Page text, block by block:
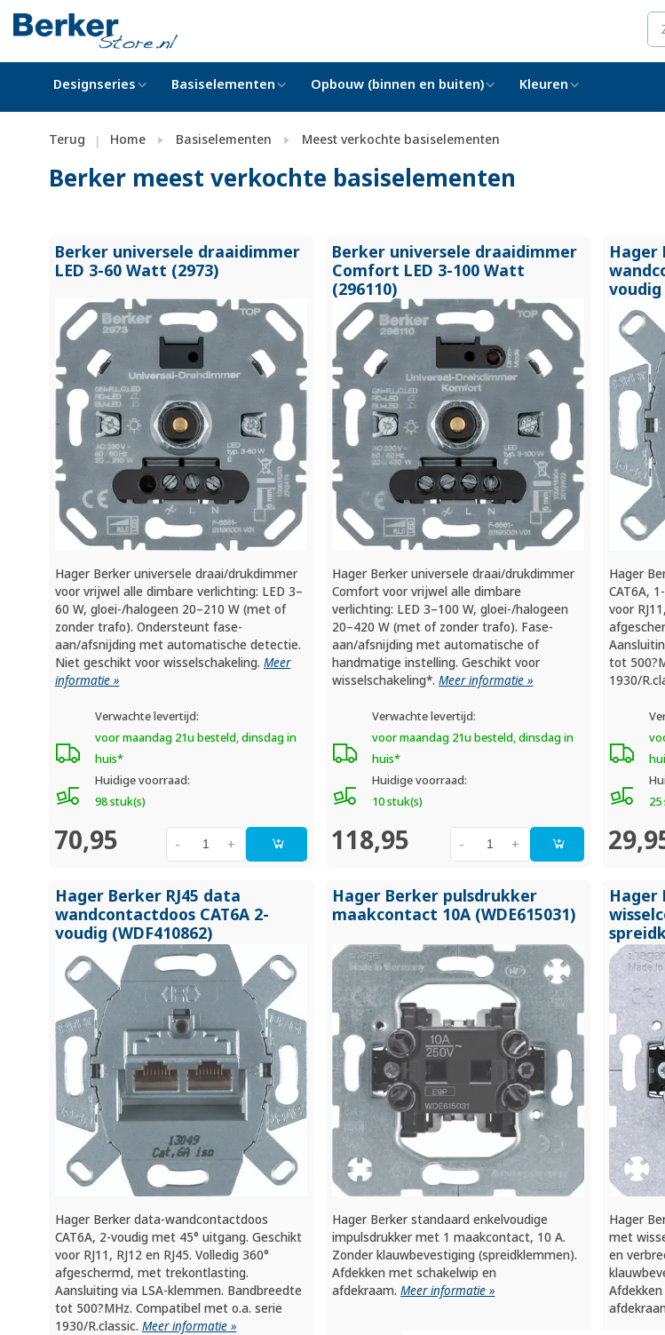
Designseries Basiselementen Opbouw (binnen en buiten) Kleuren
Terug | Home Basiselementen Meest verkochte basiselementen
Berker meest verkochte basiselementen
Berker universele draaidimmer
LED 3-60 Watt (2973)
Hager Berker universele draai/drukdimmer
voor vrijwel alle dimbare verlichting: LED 3–
60 W, gloei-/halogeen 20–210 W (met of
zonder trafo). Ondersteunt fase-
aan/afsnijding met automatische detectie.
Niet geschikt voor wisselschakeling.Meer
informatie »
Verwachte levertijd:
voor maandag 21u besteld, dinsdag in
huis*
Huidige voorraad:
98 stuk(s)
70,95 +
-
Berker universele draaidimmer
Comfort LED 3-100 Watt
(296110)
Hager Berker universele draai/drukdimmer
Comfort voor vrijwel alle dimbare
verlichting: LED 3–100 W, gloei-/halogeen
20–420 W (met of zonder trafo). Fase-
aan/afsnijding met automatische of
handmatige instelling. Geschikt voor
wisselschakeling*.Meer informatie »
Verwachte levertijd:
voor maandag 21u besteld, dinsdag in
huis*
Huidige voorraad:
10 stuk(s)
118,95 +
-
Hager
voudig
Hager
CAT6A,
voor
tot
1930/
25
Hager Berker RJ45 data
wandcontactdoos CAT6A 2-
voudig (WDF410862)
Hager Berker data-wandcontactdoos
CAT6A, 2-voudig met 45° uitgang. Geschikt
voor RJ11, RJ12 en RJ45. Volledig 360°
afgeschermd, met trekontlasting.
Aansluiting via LSA-klemmen. Bandbreedte
tot 500?MHz. Compatibel met o.a. serie
1930/R.classic.Meer informatie »
Hager Berker pulsdrukker
maakcontact 10A (WDE615031)
Hager Berker standaard enkelvoudige
impulsdrukker met 1 maakcontact, 10 A.
Zonder klauwbevestiging (spreidklemmen).
Afdekken met schakelwip en
afdekraam.Meer informatie »
Hager
Hager
met
en